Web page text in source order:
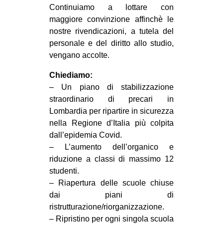
Continuiamo a lottare con
maggiore convinzione affinchè le
nostre rivendicazioni, a tutela del
personale e del diritto allo studio,
vengano accolte.
Chiediamo:
– Un piano di stabilizzazione
straordinario di precari in
Lombardia per ripartire in sicurezza
nella Regione d’Italia più colpita
dall’epidemia Covid.
– L’aumento dell’organico e
riduzione a classi di massimo 12
studenti.
– Riapertura delle scuole chiuse
dai piani di
ristrutturazione/riorganizzazione.
– Ripristino per ogni singola scuola